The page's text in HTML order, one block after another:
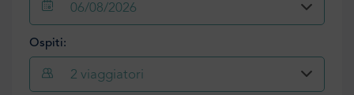
06/08/2026
Ospiti:
2 viaggiatori